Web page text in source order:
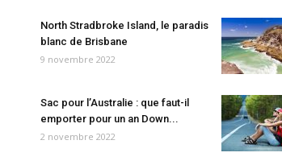
North Stradbroke Island, le paradis
blanc de Brisbane
9 novembre 2022
Sac pour l’Australie : que faut-il
emporter pour un an Down...
2 novembre 2022